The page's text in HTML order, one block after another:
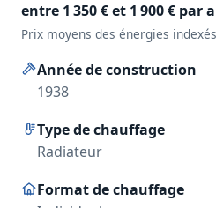
entre 1 350 € et 1 900 € par
Prix moyens des énergies
Année de construction
1938
Type de chauffage
Radiateur
Format de chauffage